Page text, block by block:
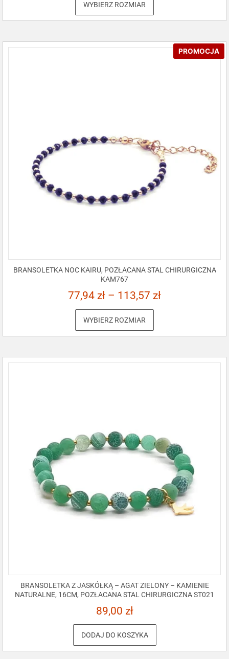
WYBIERZ ROZMIAR
PROMOCJA
BRANSOLETKA NOC KAIRU, POZŁACANA STAL CHIRURGICZNA
KAM767
77,94 zł – 113,57 zł
WYBIERZ ROZMIAR
BRANSOLETKA Z JASKÓŁKĄ – AGAT ZIELONY – KAMIENIE
NATURALNE, 16CM, POZŁACANA STAL CHIRURGICZNA ST021
89,00 zł
DODAJ DO KOSZYKA